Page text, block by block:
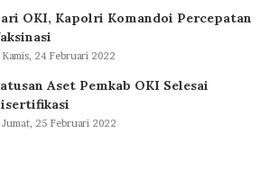
OKI, Kapolri Komandoi Percepatan
Kamis, 24 Februari 2022
Aset Pemkab OKI Selesai
Jumat, 25 Februari 2022